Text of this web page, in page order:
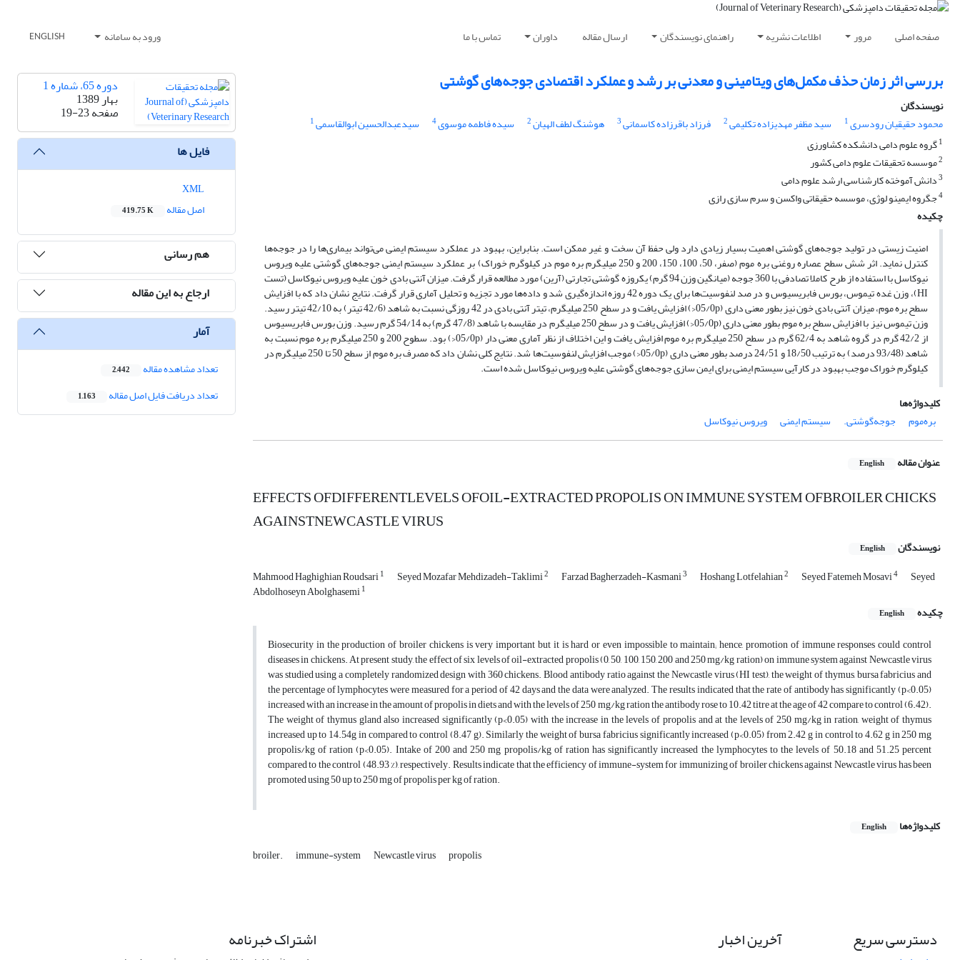
صفحه اصلی مرور اطلاعات نشریه راهنمای نویسندگان ارسال مقاله داوران تماس با ما ورود به سامانه ENGLISH
بررسی اثر زمان حذف مکمل‌های ویتامینی و معدنی بر رشد و عملکرد اقتصادی جوجه‌های گوشتی
نویسندگان
محمود حقیقیان رودسری1 سید مظفر مهدیزاده تکلیمی2 فرزاد باقرزاده کاسمانی3 هوشنگ لطف الهیان2 سیده فاطمه موسوی4 سیدعبدالحسین ابوالقاسمی1
1گروه علوم دامی دانشکده کشاورزی
2موسسه تحقیقات علوم دامی کشور
3دانش آموخته کارشناسی ارشد علوم دامی
4جگروه ایمینو لوژی، موسسه حقیقاتی واکسن و سرم سازی رازی
چکیده
امنیت زیستی در تولید جوجه‌های گوشتی اهمیت بسیار زیادی دارد ولی حفظ آن سخت و غیر ممکن است. بنابراین، بهبود در عملکرد سیستم ایمنی می‌تواند بیماری‌ها را در جوجه‌ها
کنترل نماید. اثر شش سطح عصاره روغنی بره موم (صفر، 50، 100، 150، 200 و 250 میلیگرم بره موم در کیلوگرم خوراک) بر عملکرد سیستم ایمنی جوجه‌های گوشتی علیه ویروس
نیوکاسل با استفاده از طرح کاملا تصادفی با 360 جوجه (میانگین وزن 94 گرم) یکروزه گوشتی تجارتی (آرین) مورد مطالعه قرار گرفت. میزان آنتی بادی خون علیه ویروس نیوکاسل (تست
HI)، وزن غده تیموس، بورس فابریسیوس و در صد لنفوسیت‌ها برای یک دوره 42 روزه اندازه‌گیری شد و داده‌ها مورد تجزیه و تحلیل آماری قرار گرفت. نتایج نشان داد که با افزایش
سطح بره موم، میزان آنتی بادی خون نیز بطور معنی داری (05/0‌p<‌) افزایش یافت و در سطح 250 میلیگرم، تیتر آنتی بادی در 42 روزگی نسبت به شاهد (42/6 تیتر) به 42/10 تیتر رسید.
وزن تیموس نیز با افزایش سطح بره موم بطور معنی داری (05/0‌p<‌) افزایش یافت و در سطح 250 میلیگرم در مقایسه با شاهد (47/8 گرم) به 54/14 گرم رسید. وزن بورس فابریسیوس
از 42/2 گرم در گروه شاهد به 62/4 گرم در سطح 250 میلیگرم بره موم افزایش یافت و این اختلاف از نظر آماری معنی دار (05/0‌p<‌) بود. سطوح 200 و 250 میلیگرم بره موم نسبت به
شاهد (93/48 درصد) به ترتیب 18/50 و 24/51 درصد بطور معنی داری (05/0‌p<‌) موجب افزایش لنفوسیت‌ها شد. نتایج کلی نشان داد که مصرف بره موم از سطح 50 تا 250 میلیگرم در
کیلوگرم خوراک موجب بهبود در کارآیی سیستم ایمنی برای ایمن سازی جوجه‌های گوشتی علیه ویروس نیوکاسل شده است.
کلیدواژه‌ها
‌ بره‌موم
جوجه‌گوشتی. سیستم ایمنی ویروس نیوکاسل
عنوان مقاله English
EFFECTS OFDIFFERENTLEVELS OFOIL-EXTRACTED PROPOLIS ON IMMUNE SYSTEM OFBROILER CHICKS
AGAINSTNEWCASTLE VIRUS
نویسندگان English
Mahmood Haghighian Roudsari1 Seyed Mozafar Mehdizadeh-Taklimi2 Farzad Bagherzadeh-Kasmani3 Hoshang Lotfelahian2 Seyed Fatemeh Mosavi4 Seyed
Abdolhoseyn Abolghasemi1
چکیده English
Biosecurity in the production of broiler chickens is very important but it is hard or even impossible to maintain; hence, promotion of immune responses could control
diseases in chickens. At present study, the effect of six levels of oil-extracted propolis (0, 50, 100, 150, 200 and 250 mg/kg ration) on immune system against Newcastle virus
was studied using a completely randomized design with 360 chickens. Blood antibody ratio against the Newcastle virus (HI test), the weight of thymus, bursa fabricius and
the percentage of lymphocytes were measured for a period of 42 days and the data were analyzed. The results indicated that the rate of antibody has significantly (p<0.05)
increased with an increase in the amount of propolis in diets and with the levels of 250 mg/kg ration the antibody rose to 10.42 titre at the age of 42 compare to control (6.42).
The weight of thymus gland also increased significantly (p<0.05) with the increase in the levels of propolis and at the levels of 250 mg/kg in ration, weight of thymus
increased up to 14.54g in compared to control (8.47 g). Similarly the weight of bursa fabricius significantly increased (p<0.05) from 2.42 g in control to 4.62 g in 250 mg
propolis/kg of ration (p<0.05). Intake of 200 and 250 mg propolis/kg of ration has significantly increased the lymphocytes to the levels of 50.18 and 51.25 percent
compared to the control (48.93 %), respectively. Results indicate that the efficiency of immune-system for immunizing of broiler chickens against Newcastle virus has been
promoted using 50 up to 250 mg of propolis per kg of ration.
کلیدواژه‌ها English
broiler. immune-system Newcastle virus propolis
دوره 65، شماره 1
بهار 1389
صفحه19-23
فایل ها
اصل مقاله
419.75 K
هم رسانی
ارجاع به این مقاله
آمار
تعداد مشاهده مقاله 2,442
تعداد دریافت فایل اصل مقاله 1,163
دسترسی سریع آخرین اخبار اشتراک خبرنامه